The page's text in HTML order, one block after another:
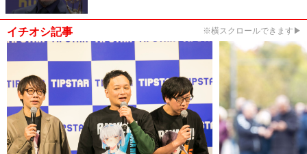
イチオシ記事 ※横スクロールできます▶